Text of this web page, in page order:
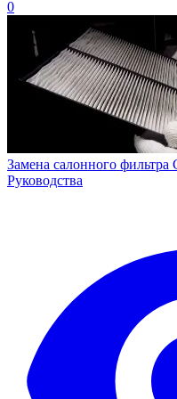
0
Замена салонного фильтра
Руководства